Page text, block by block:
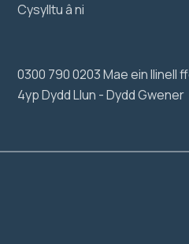
Cysylltu â ni
0300 790 0203 Mae ein llinell
4yp Dydd Llun - Dydd Gwener